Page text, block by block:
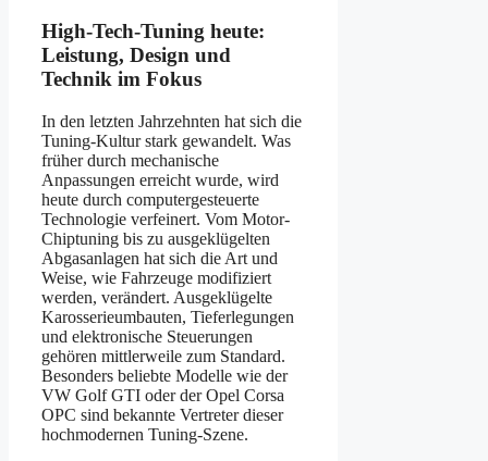
High-Tech-Tuning heute:
Leistung, Design und
Technik im Fokus
In den letzten Jahrzehnten hat sich die
Tuning-Kultur stark gewandelt. Was
früher durch mechanische
Anpassungen erreicht wurde, wird
heute durch computergesteuerte
Technologie verfeinert. Vom Motor-
Chiptuning bis zu ausgeklügelten
Abgasanlagen hat sich die Art und
Weise, wie Fahrzeuge modifiziert
werden, verändert. Ausgeklügelte
Karosserieumbauten, Tieferlegungen
und elektronische Steuerungen
gehören mittlerweile zum Standard.
Besonders beliebte Modelle wie der
VW Golf GTI oder der Opel Corsa
OPC sind bekannte Vertreter dieser
hochmodernen Tuning-Szene.